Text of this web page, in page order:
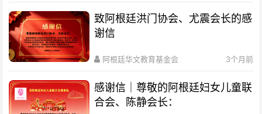
致阿根廷洪门协会、尤震会长的感
谢信
阿根廷华文教育基金会 3个月前
感谢信｜尊敬的阿根廷妇女儿童联
合会、陈静会长：